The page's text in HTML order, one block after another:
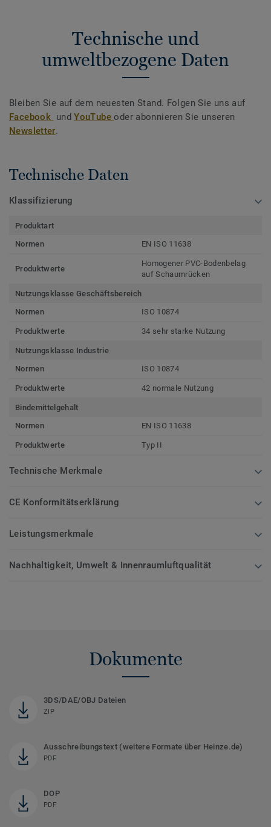
Technische und
umweltbezogene Daten
Bleiben Sie auf dem neuesten Stand. Folgen Sie uns auf
Facebook undYouTubeoder abonnieren Sie unseren
Newsletter.
Technische Daten
Klassifizierung
Produktart
Normen
EN ISO 11638
Produktwerte
Homogener PVC-Bodenbelag
auf Schaumrücken
Nutzungsklasse Geschäftsbereich
Normen
ISO 10874
Produktwerte 34 sehr starke Nutzung
Nutzungsklasse Industrie
Normen
ISO 10874
Produktwerte 42 normale Nutzung
Bindemittelgehalt
Normen
EN ISO 11638
Produktwerte Typ II
Technische Merkmale
CE Konformitätserklärung
Leistungsmerkmale
Nachhaltigkeit, Umwelt & Innenraumluftqualität
Dokumente
3DS/DAE/OBJ Dateien
ZIP
Ausschreibungstext (weitere Formate über Heinze.de)
PDF
DOP
PDF